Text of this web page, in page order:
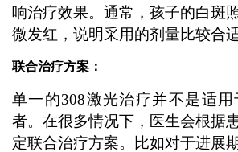
响治疗效果。通常，孩子的白斑
微发红，说明采用的剂量比较合适
联合治疗方案：
单一的308激光治疗并不是适
者。在很多情况下，医生会根据
定联合治疗方案。比如对于进展